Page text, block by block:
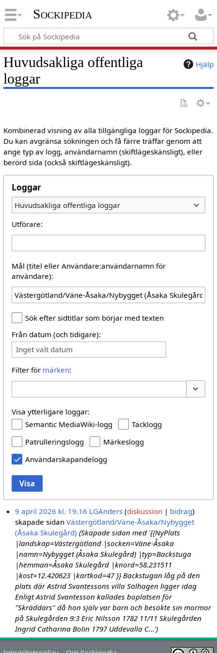
Sockipedia
Hjälp
Huvudsakliga offentliga
loggar
Kombinerad visning av alla tillgängliga loggar för Sockipedia.
Du kan avgränsa sökningen och få färre träffar genom att
ange typ av logg, användarnamn (skiftlägeskänsligt), eller
berörd sida (också skiftlägeskänsligt).
Loggar
Huvudsakliga offentliga loggar
Utförare:
Mål (titel eller Användare:användarnamn för
användare):
Sök efter sidtitlar som börjar med texten
Från datum (och tidigare):
Inget valt datum
Filter för märken:
Visa ytterligare loggar:
Semantic MediaWiki-logg
Tacklogg
Patrulleringslogg
Märkeslogg
Användarskapandelogg
Visa
9 april 2026 kl. 19.16 LGAnders diskussion
bidrag
skapade sidanVästergötland/Väne-Åsaka/Nybygget
(Åsaka Skulegård) (Skapade sidan med '{{NyPlats
|landskap=Västergötland |socken=Väne-Åsaka
|namn=Nybygget (Åsaka Skulegård) |typ=Backstuga
|hemman=Åsaka Skulegård |knord=58.231511
|kost=12.420623 |kartkod=47 }} Backstugan låg på den
plats där Astrid Svantessons villa Solhagen ligger idag
Enligt Astrid Svantesson kallades boplatsen för
"Skräddars" då hon själv var barn och besökte sin mormor
på Skulegården 9:3 Eric Nilsson 1782 11/11 Skulegården
Ingrid Catharina Bolin 1797 Uddevalla C...')